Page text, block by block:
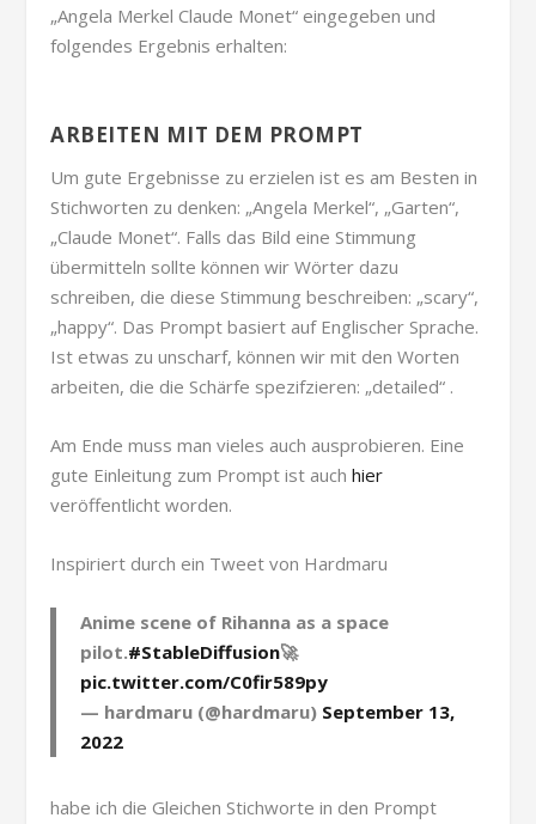
„Angela Merkel Claude Monet“ eingegeben und
folgendes Ergebnis erhalten:
ARBEITEN MIT DEM PROMPT
Um gute Ergebnisse zu erzielen ist es am Besten in
Stichworten zu denken: „Angela Merkel“, „Garten“,
„Claude Monet“. Falls das Bild eine Stimmung
übermitteln sollte können wir Wörter dazu
schreiben, die diese Stimmung beschreiben: „scary“,
„happy“. Das Prompt basiert auf Englischer Sprache.
Ist etwas zu unscharf, können wir mit den Worten
arbeiten, die die Schärfe spezifzieren: „detailed“ .
Am Ende muss man vieles auch ausprobieren. Eine
gute Einleitung zum Prompt ist auchhier
veröffentlicht worden.
Inspiriert durch ein Tweet von Hardmaru
Anime scene of Rihanna as a space
pilot.#StableDiffusion🚀
pic.twitter.com/C0fir589py
— hardmaru (@hardmaru) September 13,
2022
habe ich die Gleichen Stichworte in den Prompt